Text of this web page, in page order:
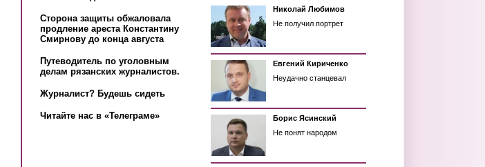
Сторона защиты обжаловала
продление ареста Константину
Смирнову до конца августа
Путеводитель по уголовным
делам рязанских журналистов.
Журналист? Будешь сидеть
Читайте нас в «Телеграме»
Николай Любимов
Не получил портрет
Евгений Кириченко
Неудачно станцевал
Борис Ясинский
Не понят народом